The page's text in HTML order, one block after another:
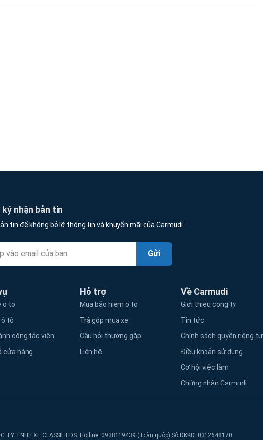
nhận bản tin
tin để không bỏ lỡ thông tin và khuyến mãi của Carmudi
Gửi
ô tô
ô tô
cộng tác viên
cửa hàng
Hỗ trợ
Mua bảo hiểm ô tô
Trả góp mua xe
Câu hỏi thường gặp
Liên hệ
Về Carmudi
Giới thiệu công ty
Tin tức
Chính sách quyền riêng tư
Điều khoản sử dụng
Cơ hội việc làm
Chứng nhận Carmudi
TY TNHH XE CLASSIFIEDS. Hotline: 0938119439 (Toàn quốc) Số ĐKKD: 0312648170